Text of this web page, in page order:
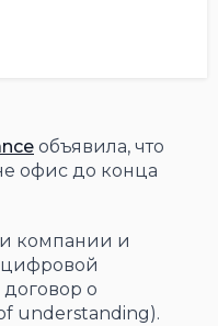
объявила, что
офис до конца
компании и
цифровой
о
understanding).